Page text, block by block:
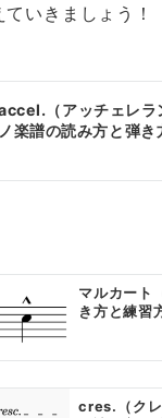
いきましょう！
（アッチェレラ
ノ楽譜の読み方と弾き
マルカート
き方と練習
cres.（クレ